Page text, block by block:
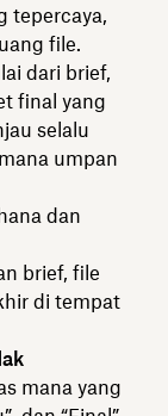
tepercaya,
file.
dari brief,
final yang
selalu
umpan
dan
brief, file
di tempat
mana yang